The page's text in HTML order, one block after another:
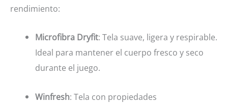
rendimiento:
Microfibra Dryfit: Tela suave, ligera y respirable.
Ideal para mantener el cuerpo fresco y seco
durante el juego.
Winfresh: Tela con propiedades